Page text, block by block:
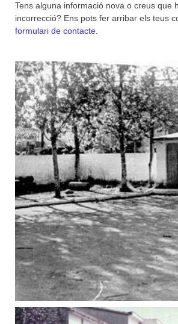
Tens alguna informació nova o creus que
incorrecció? Ens pots fer arribar els teus
formulari de contacte.